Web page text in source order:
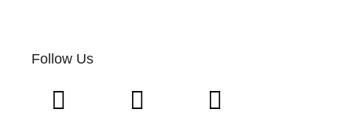
Follow Us